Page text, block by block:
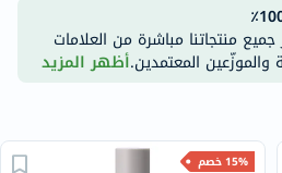
منتجاتنا مباشرة من العلامات
والموزّعين المعتمدين.أظهر المزيد
15% خصم